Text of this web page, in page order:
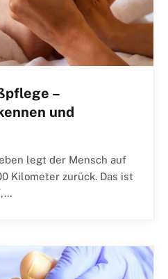
–
und
legt der Mensch auf
Kilometer zurück. Das ist